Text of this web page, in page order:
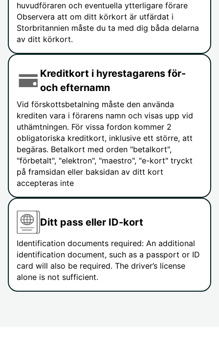
huvudföraren och eventuella ytterligare förare
Observera att om ditt körkort är utfärdat i
Storbritannien måste du ta med dig båda delarna
av ditt körkort.
Kreditkort i hyrestagarens för-
och efternamn
Vid förskottsbetalning måste den använda
krediten vara i förarens namn och visas upp vid
uthämtningen. För vissa fordon kommer 2
obligatoriska kreditkort, inklusive ett större, att
begäras. Betalkort med orden "betalkort",
"förbetalt", "elektron", "maestro", "e-kort" tryckt
på framsidan eller baksidan av ditt kort
accepteras inte
Ditt pass eller ID-kort
Identification documents required: An additional
identification document, such as a passport or ID
card will also be required. The driver’s license
alone is not sufficient.